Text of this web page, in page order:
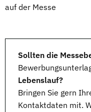
auf der Messe
Sollten die
Lebenslauf?
Bringen Sie gern
Kontaktdaten mit.